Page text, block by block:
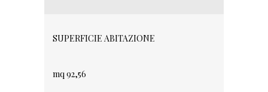
SUPERFICIE ABITAZIONE
mq 92,56